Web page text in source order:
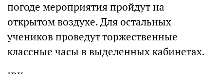
погоде мероприятия пройдут на
открытом воздухе. Для остальных
учеников проведут торжественные
классные часы в выделенных кабинетах.